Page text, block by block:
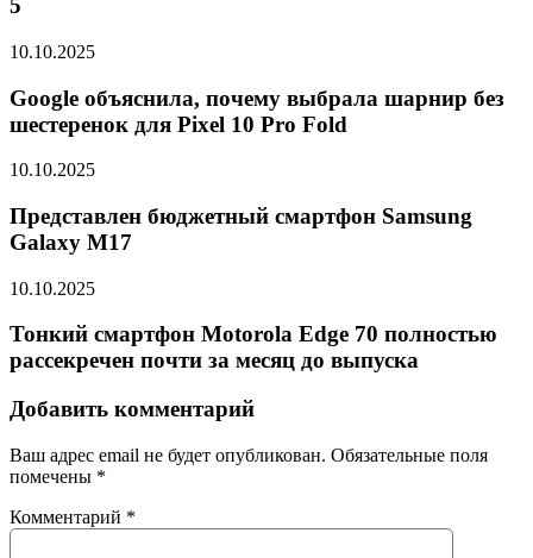
5
10.10.2025
Google объяснила, почему выбрала шарнир без
шестеренок для Pixel 10 Pro Fold
10.10.2025
Представлен бюджетный смартфон Samsung
Galaxy M17
10.10.2025
Тонкий смартфон Motorola Edge 70 полностью
рассекречен почти за месяц до выпуска
Добавить комментарий
Ваш адрес email не будет опубликован. Обязательные поля
помечены *
Комментарий *